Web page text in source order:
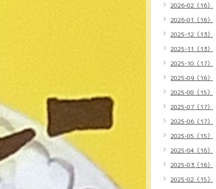
2026-02（16）
2026-01（16）
2025-12（13）
2025-11（13）
2025-10（17）
2025-09（16）
2025-08（15）
2025-07（17）
2025-06（17）
2025-05（15）
2025-04（16）
2025-03（16）
2025-02（15）